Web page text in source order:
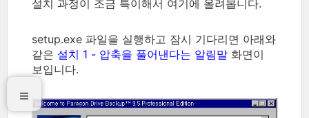
설치 과정이 조금 특이해서 여기에 올려봅니다.
setup.exe 파일을 실행하고 잠시 기다리면 아래와
같은 설치 1 - 압축을 풀어낸다는 알림말 화면이
보입니다.